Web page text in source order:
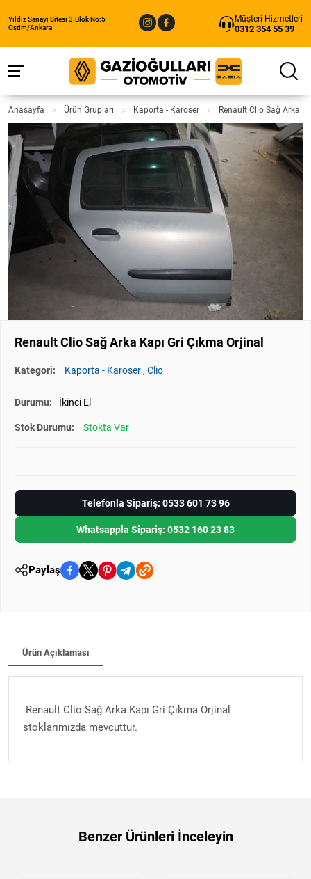
Yıldız Sanayi Sitesi 3.Blok No:5
Ostim/Ankara
Müşteri Hizmetleri
0312 354 55 39
Anasayfa Ürün Grupları Kaporta - Karoser Renault Clio Sağ Arka
Renault Clio Sağ Arka Kapı Gri Çıkma Orjinal
Kategori: Kaporta - Karoser , Clio
Durumu: İkinci El
Stok Durumu: Stokta Var
Telefonla Sipariş: 0533 601 73 96
Whatsappla Sipariş: 0532 160 23 83
Paylaş
Ürün Açıklaması
Renault Clio Sağ Arka Kapı Gri Çıkma Orjinal
stoklarımızda mevcuttur.
Benzer Ürünleri İnceleyin